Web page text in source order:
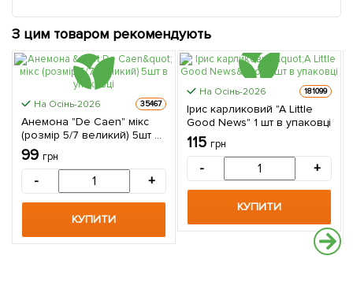
З цим товаром рекомендують
На Осінь-2026 35467
Анемона "De Caen" мікс
(розмір 5/7 великий) 5шт в
упаковці
99 грн
- +
КУПИТИ
На Осінь-2026 181099
Ірис карликовий "A Little
Good News" 1 шт в упаковці
115 грн
- +
КУПИТИ